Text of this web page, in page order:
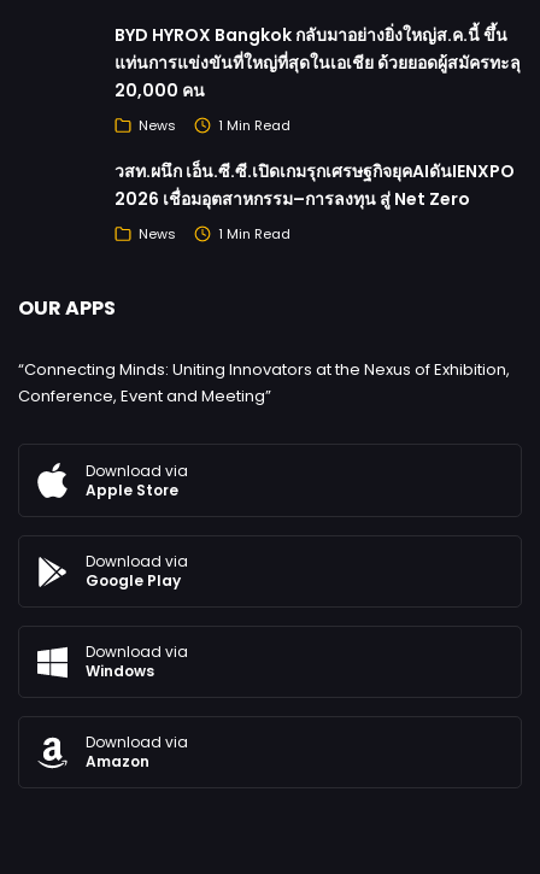
BYD HYROX Bangkok กลับมาอย่างยิ่งใหญ่ส.ค.นี้ ขึ้น
แท่นการแข่งขันที่ใหญ่ที่สุดในเอเชีย ด้วยยอดผู้สมัครทะลุ
20,000 คน
News 1 Min Read
วสท.ผนึก เอ็น.ซี.ซี.เปิดเกมรุกเศรษฐกิจยุคAIดันIENXPO
2026 เชื่อมอุตสาหกรรม–การลงทุน สู่ Net Zero
News 1 Min Read
OUR APPS
“Connecting Minds: Uniting Innovators at the Nexus of Exhibition,
Conference, Event and Meeting”
Download via
Apple Store
Download via
Google Play
Download via
Windows
Download via
Amazon